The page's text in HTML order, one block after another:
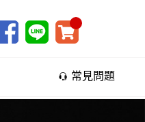
常見問題